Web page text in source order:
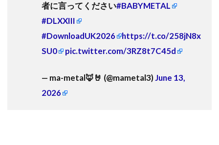
者に言ってください#BABYMETAL
#DLXXIII
#DownloadUK2026
https://t.co/258jN8x
SU0
pic.twitter.com/3RZ8t7C45d
— ma-metal🦊🤘 (@mametal3)June 13,
2026